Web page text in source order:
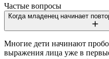
Частые вопросы
Когда младенец начинает
Многие дети начинают
выражения лица уже в